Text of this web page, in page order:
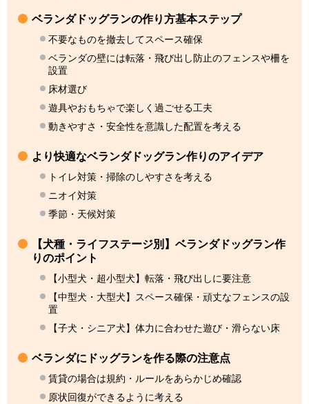
ベランダドッグランの作り方基本ステップ
不要なものを撤去してスペース確保
ベランダの壁には転落・飛び出し防止のフェンスや柵を
設置
床材選び
遊具やおもちゃで楽しく過ごせる工夫
動きやすさ・安全性を意識した配置を考える
より快適なベランダドッグラン作りのアイデア
トイレ対策・掃除のしやすさを考える
ニオイ対策
季節・天候対策
【犬種・ライフステージ別】ベランダドッグラン作
りのポイント
【小型犬・超小型犬】転落・飛び出しに要注意
【中型犬・大型犬】スペース確保・頑丈なフェンスの設
置
【子犬・シニア犬】体力に合わせた遊び・滑らない床
ベランダにドッグランを作る際の注意点
賃貸の場合は規約・ルールをあらかじめ確認
原状回復ができるように考える